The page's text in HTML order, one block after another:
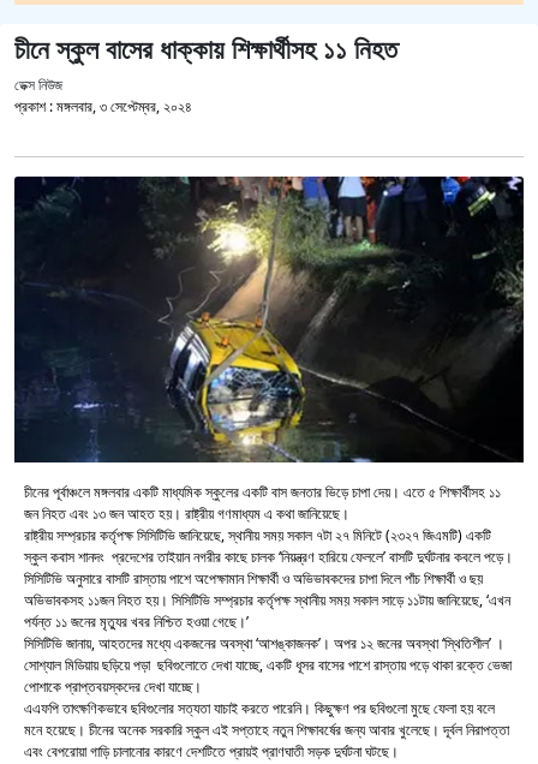
চীনে স্কুল বাসের ধাক্কায় শিক্ষার্থীসহ ১১ নিহত
ডেক্স নিউজ
প্রকাশ :মঙ্গলবার, ৩ সেপ্টেম্বর, ২০২৪
চীনের পূর্বাঞ্চলে মঙ্গলবার একটি মাধ্যমিক স্কুলের একটি বাস জনতার ভিড়ে চাপা দেয়। এতে ৫ শিক্ষার্থীসহ ১১
জন নিহত এবং ১৩ জন আহত হয়। রাষ্ট্রীয় গণমাধ্যম এ কথা জানিয়েছে।
রাষ্ট্রীয় সম্প্রচার কর্তৃপক্ষ সিসিটিভি জানিয়েছে, স্থানীয় সময় সকাল ৭টা ২৭ মিনিটে (২৩২৭ জিএমটি) একটি
স্কুল কবাস শানদং প্রদেশের তাইয়ান নগরীর কাছে চালক ‘নিয়ন্ত্রণ হারিয়ে ফেললে’ বাসটি দুর্ঘটনার কবলে পড়ে।
সিসিটিভি অনুসারে বাসটি রাস্তায় পাশে অপেক্ষামান শিক্ষার্থী ও অভিভাবকদের চাপা দিলে পাঁচ শিক্ষার্থী ও ছয়
অভিভাবকসহ ১১জন নিহত হয়। সিসিটিভি সম্প্রচার কর্তৃপক্ষ স্থানীয় সময় সকাল সাড়ে ১১টায় জানিয়েছে, ‘এখন
পর্যন্ত ১১ জনের মৃত্যুর খবর নিশ্চিত হওয়া গেছে।’
সিসিটিভি জানায়, আহতদের মধ্যে একজনের অবস্থা ‘আশঙ্কাজনক’। অপর ১২ জনের অবস্থা ‘স্থিতিশীল’ ।
সোশ্যাল মিডিয়ায় ছড়িয়ে পড়া ছবিগুলোতে দেখা যাচ্ছে, একটি ধূসর বাসের পাশে রাস্তায় পড়ে থাকা রক্তে ভেজা
পোশাকে প্রাপ্তবয়স্কদের দেখা যাচ্ছে।
এএফপি তাৎক্ষণিকভাবে ছবিগুলোর সত্যতা যাচাই করতে পারেনি। কিছুক্ষণ পর ছবিগুলো মুছে ফেলা হয় বলে
মনে হয়েছে। চীনের অনেক সরকারি স্কুল এই সপ্তাহে নতুন শিক্ষাবর্ষের জন্য আবার খুলেছে। দূর্বল নিরাপত্তা
এবং বেপরোয়া গাড়ি চালানোর কারণে দেশটিতে প্রায়ই প্রাণঘাতী সড়ক দুর্ঘটনা ঘটছে।